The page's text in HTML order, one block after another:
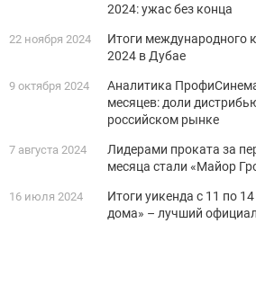
2024: ужас без конца
22 ноября 2024
Итоги международного
2024 в Дубае
9 октября 2024
Аналитика
месяцев: доли
российском рынке
7 августа 2024
Лидерами проката за
месяца стали «Майор
16 июля 2024
Итоги уикенда с 11 по
дома» – лучший